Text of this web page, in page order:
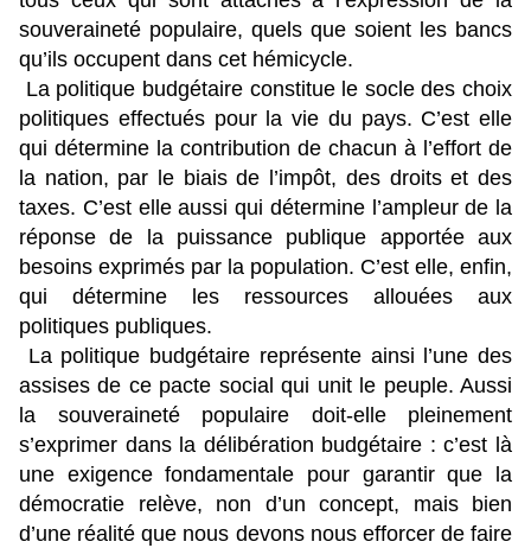
souveraineté populaire, quels que soient les bancs
qu’ils occupent dans cet hémicycle.
La politique budgétaire constitue le socle des choix
politiques effectués pour la vie du pays. C’est elle
qui détermine la contribution de chacun à l’effort de
la nation, par le biais de l’impôt, des droits et des
taxes. C’est elle aussi qui détermine l’ampleur de la
réponse de la puissance publique apportée aux
besoins exprimés par la population. C’est elle, enfin,
qui détermine les ressources allouées aux
politiques publiques.
La politique budgétaire représente ainsi l’une des
assises de ce pacte social qui unit le peuple. Aussi
la souveraineté populaire doit-elle pleinement
s’exprimer dans la délibération budgétaire : c’est là
une exigence fondamentale pour garantir que la
démocratie relève, non d’un concept, mais bien
d’une réalité que nous devons nous efforcer de faire